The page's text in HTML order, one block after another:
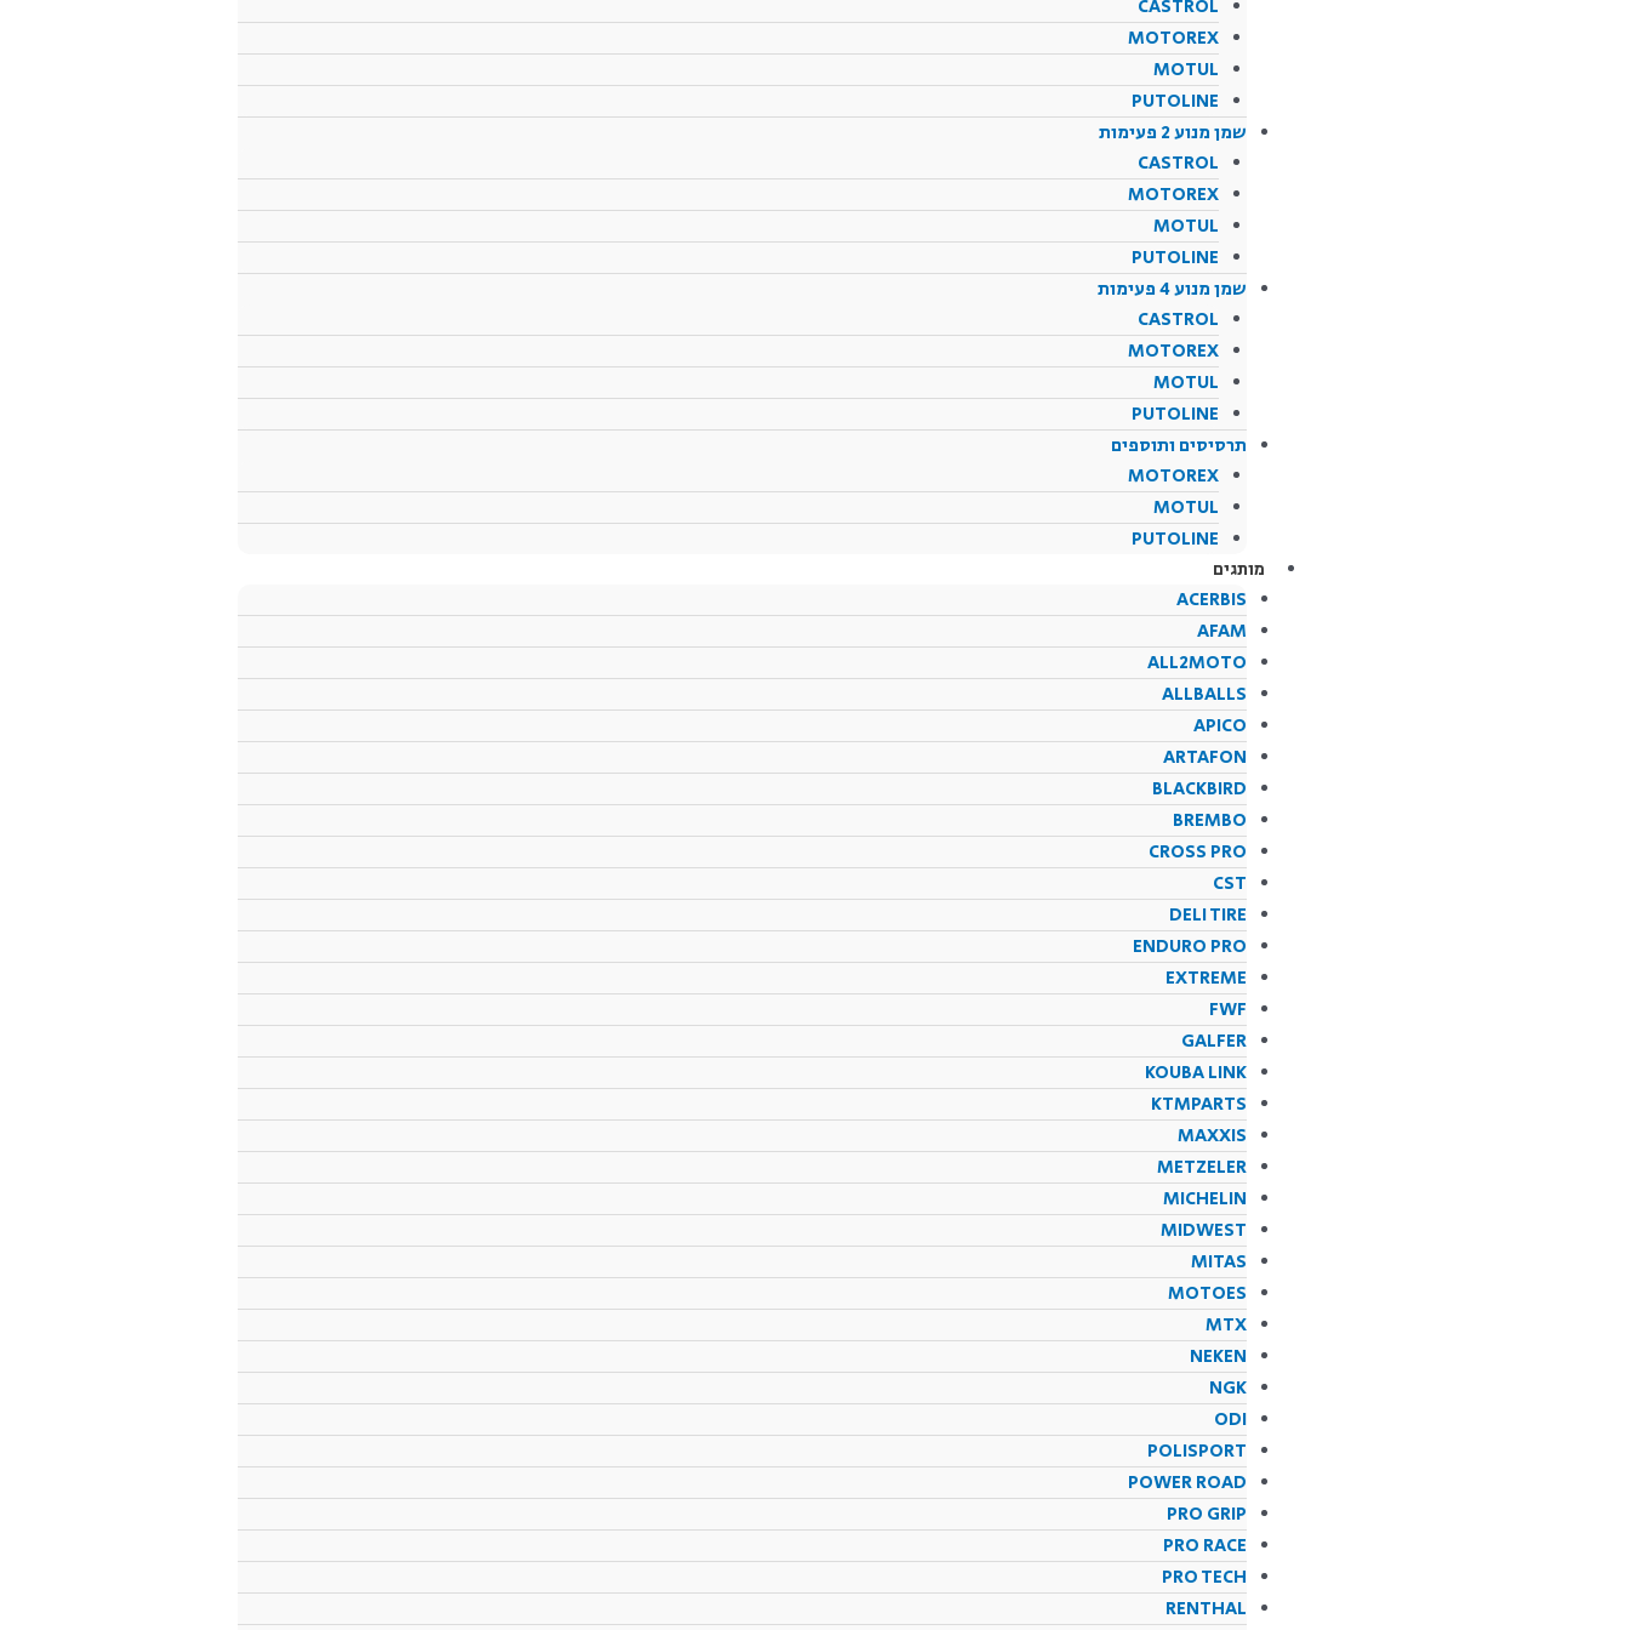
CASTROL
MOTOREX
MOTUL
PUTOLINE
שמן מנוע 2 פעימות
CASTROL
MOTOREX
MOTUL
PUTOLINE
שמן מנוע 4 פעימות
CASTROL
MOTOREX
MOTUL
PUTOLINE
תרסיסים ותוספים
MOTOREX
MOTUL
PUTOLINE
מותגים
ACERBIS
AFAM
ALL2MOTO
ALLBALLS
APICO
ARTAFON
BLACKBIRD
BREMBO
CROSS PRO
CST
DELI TIRE
ENDURO PRO
EXTREME
FWF
GALFER
KOUBA LINK
KTMPARTS
MAXXIS
METZELER
MICHELIN
MIDWEST
MITAS
MOTOES
MTX
NEKEN
NGK
ODI
POLISPORT
POWER ROAD
PRO GRIP
PRO RACE
PRO TECH
RENTHAL